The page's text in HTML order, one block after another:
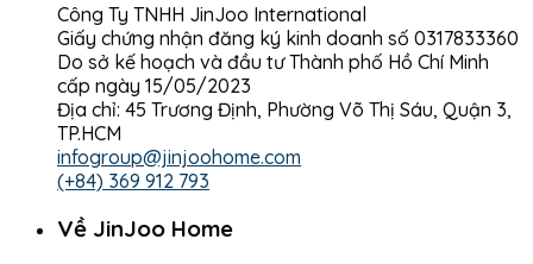
Công Ty TNHH JinJoo International
Giấy chứng nhận đăng ký kinh doanh số 0317833360
Do sở kế hoạch và đầu tư Thành phố Hồ Chí Minh
cấp ngày 15/05/2023
Địa chỉ: 45 Trương Định, Phường Võ Thị Sáu, Quận 3,
TP.HCM
infogroup@jinjoohome.com
(+84) 369 912 793
Về JinJoo Home